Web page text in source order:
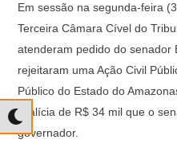
at
s
A
p
p
c
e
b
o
o
e
gr
a
m
Em sessão na segunda-feira
Terceira Câmara Cível do
atenderam pedido do senador
rejeitaram uma Ação Civil
Público do Estado do
vitalícia de R$ 34 mil que o
governador.